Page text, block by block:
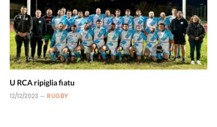
U RCA ripiglia fiatu
12/12/2023 RUGBY